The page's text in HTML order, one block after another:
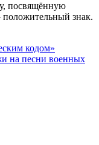
посвящённую
знак.